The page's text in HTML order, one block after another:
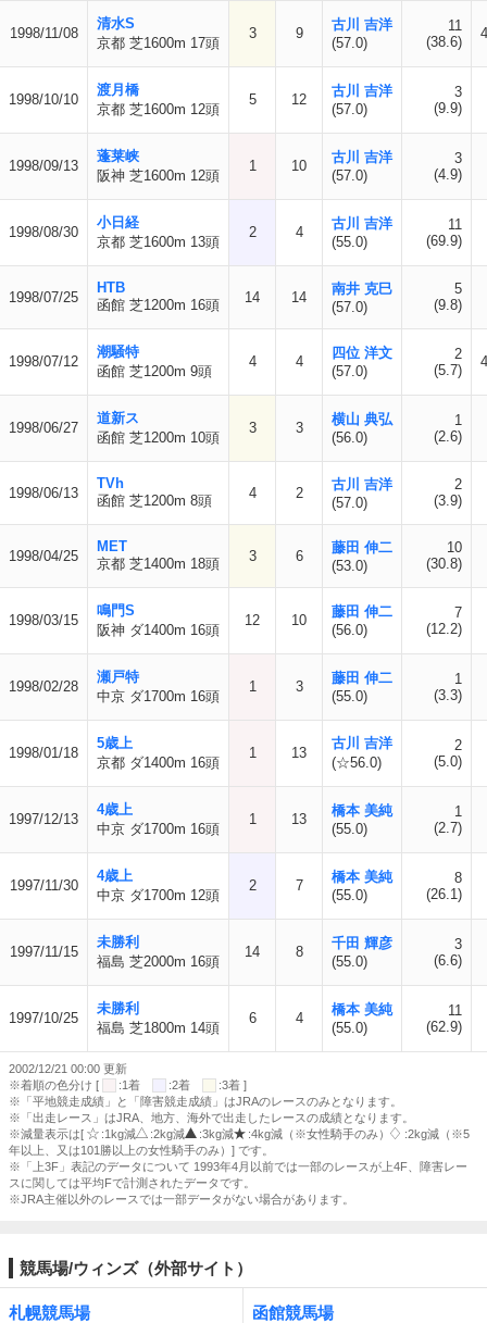
1998/11/08
清水S
京都 芝1600m 17頭
3 9
古川 吉洋
(57.0)
11
(38.6)
1998/10/10
渡月橋
京都 芝1600m 12頭
5 12
古川 吉洋
(57.0)
3
(9.9)
1998/09/13
蓬莱峡
阪神 芝1600m 12頭
1 10
古川 吉洋
(57.0)
3
(4.9)
1998/08/30
小日経
京都 芝1600m 13頭
2 4
古川 吉洋
(55.0)
11
(69.9)
1998/07/25
HTB
函館 芝1200m 16頭
14 14
南井 克巳
(57.0)
5
(9.8)
1998/07/12
潮騒特
函館 芝1200m 9頭
4 4
四位 洋文
(57.0)
2
(5.7)
1998/06/27
道新ス
函館 芝1200m 10頭
3 3
横山 典弘
(56.0)
1
(2.6)
1998/06/13
TVh
函館 芝1200m 8頭
4 2
古川 吉洋
(57.0)
2
(3.9)
1998/04/25
MET
京都 芝1400m 18頭
3 6
藤田 伸二
(53.0)
10
(30.8)
1998/03/15
鳴門S
阪神 ダ1400m 16頭
12 10
藤田 伸二
(56.0)
7
(12.2)
1998/02/28
瀬戸特
中京 ダ1700m 16頭
1 3
藤田 伸二
(55.0)
1
(3.3)
1998/01/18
5歳上
京都 ダ1400m 16頭
1 13
古川 吉洋
(☆56.0)
2
(5.0)
1997/12/13
4歳上
中京 ダ1700m 16頭
1 13
橋本 美純
(55.0)
1
(2.7)
1997/11/30
4歳上
中京 ダ1700m 12頭
2 7
橋本 美純
(55.0)
8
(26.1)
1997/11/15
未勝利
福島 芝2000m 16頭
14 8
千田 輝彦
(55.0)
3
(6.6)
1997/10/25
未勝利
福島 芝1800m 14頭
6 4
橋本 美純
(55.0)
11
(62.9)
2002/12/21 00:00 更新
※着順の色分け [
:1着 :2着
:3着 ]
※「平地競走成績」と「障害競走成績」はJRAのレースのみとなります。
※「出走レース」はJRA、地方、海外で出走したレースの成績となります。
※減量表示は[
:1kg減 :2kg減 :3kg減 :4kg減（※女性騎手のみ）
:2kg減（※5
年以上、又は101勝以上の女性騎手のみ）] です。
※「上3F」表記のデータについて 1993年4月以前では一部のレースが上4F、障害レー
スに関しては平均Fで計測されたデータです。
※JRA主催以外のレースでは一部データがない場合があります。
競馬場/ウィンズ（外部サイト）
札幌競馬場 函館競馬場